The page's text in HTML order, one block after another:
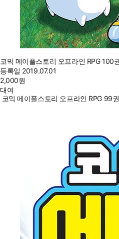
코믹 메이플스토리 오프라인 RPG 100
등록일 2019.07.01
2,000원
대여
코믹 메이플스토리 오프라인 RPG 99